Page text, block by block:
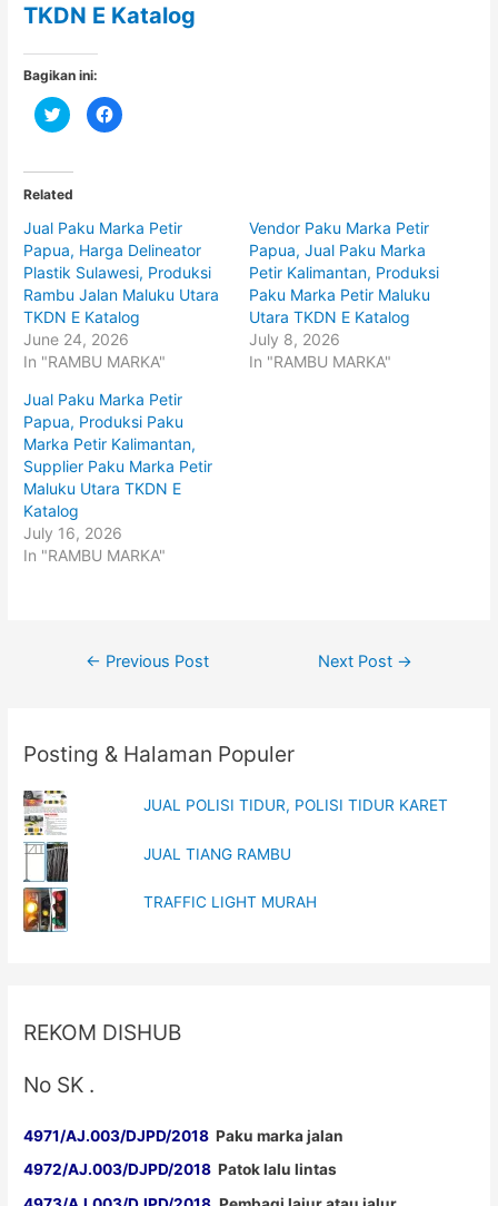
TKDN E Katalog
Bagikan ini:
C
l
t
o
s
h
a
r
e
o
n
T
w
i
t
t
e
(
O
p
e
n
s
i
n
n
e
w
w
i
n
C
l
a
r
e
o
n
F
a
c
e
b
o
(
O
p
e
s
i
n
e
w
w
i
Related
Jual Paku Marka Petir
Papua, Harga Delineator
Plastik Sulawesi, Produksi
Rambu Jalan Maluku Utara
TKDN E Katalog
June 24, 2026
In "RAMBU MARKA"
Vendor Paku Marka Petir
Papua, Jual Paku Marka
Petir Kalimantan, Produksi
Paku Marka Petir Maluku
Utara TKDN E Katalog
July 8, 2026
In "RAMBU MARKA"
Jual Paku Marka Petir
Papua, Produksi Paku
Marka Petir Kalimantan,
Supplier Paku Marka Petir
Maluku Utara TKDN E
Katalog
July 16, 2026
In "RAMBU MARKA"
Post
← Previous Post Next Post →
Posting & Halaman Populer
JUAL POLISI TIDUR, POLISI TIDUR KARET
JUAL TIANG RAMBU
TRAFFIC LIGHT MURAH
REKOM DISHUB
No SK .
4971/AJ.003/DJPD/2018 Paku marka jalan
4972/AJ.003/DJPD/2018 Patok lalu lintas